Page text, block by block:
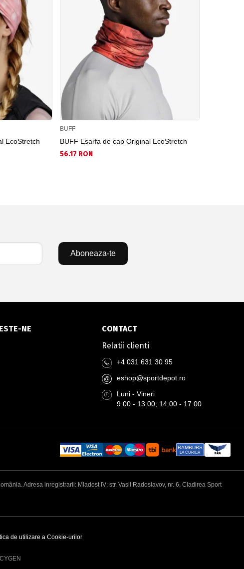
EcoStretch
BUFF
BUFF Esarfa de cap Original EcoStretch
56.17 RON
Aboneaza-te
NE
CONTACT
Relatii clienti
+4 031 631 30 95
@
eshop@sportdepot.ro
Luni - Vineri
9:00 - 13:00; 14:00 - 17:00
RAMBURS
LA CURIER
Adresa inregistrarii: Mladost IV; str. Vasil Radoslavov, nr. 6, Cladirea Sport
de utilizare a Cookie-urilor